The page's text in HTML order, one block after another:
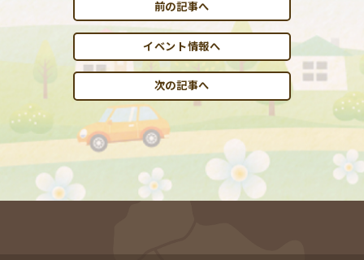
前の記事へ
イベント情報へ
次の記事へ